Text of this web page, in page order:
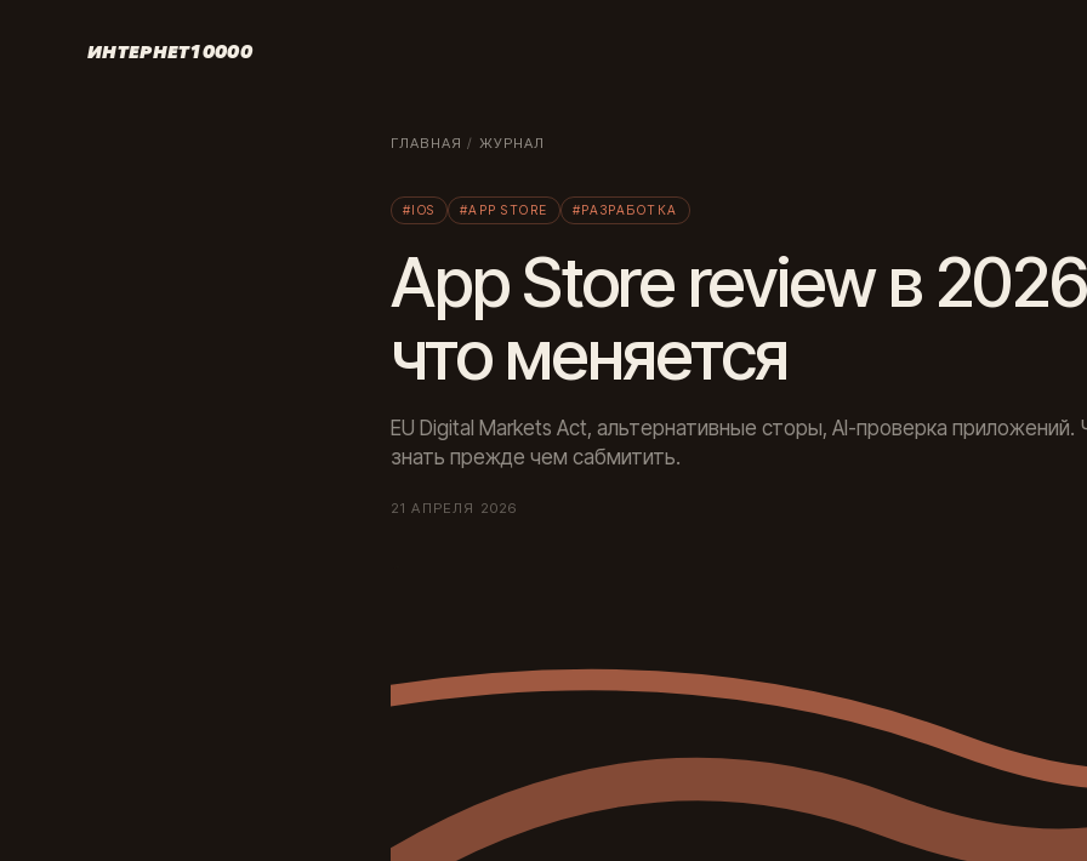
ИНТЕРНЕТ10000
ГЛАВНАЯ / ЖУРНАЛ
#IOS #APP STORE #РАЗРАБОТКА
App Store review в
что меняется
EU Digital Markets Act, альтернативные сторы, AI-проверка
знать прежде чем сабмитить.
21 АПРЕЛЯ 2026